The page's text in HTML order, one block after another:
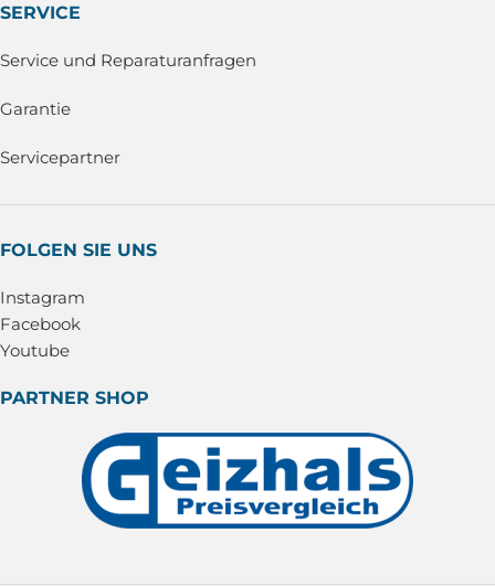
SERVICE
Service und Reparaturanfragen
Garantie
Servicepartner
FOLGEN SIE UNS
Instagram
Facebook
Youtube
PARTNER SHOP